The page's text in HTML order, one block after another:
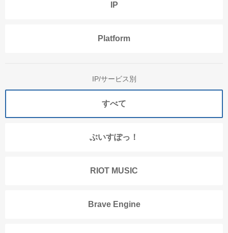
IP
Platform
IP/サービス別
すべて
ぶいすぽっ！
RIOT MUSIC
Brave Engine